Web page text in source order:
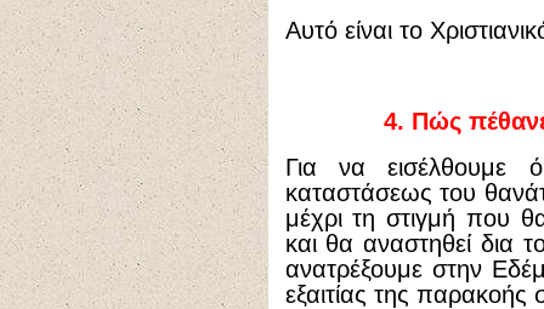
Αυτό είναι το
4. Πώς
Για να εισέλθουμε
καταστάσεως του
μέχρι τη στιγμή που
και θα αναστηθεί δια
ανατρέξουμε στην
εξαιτίας της παρακοής